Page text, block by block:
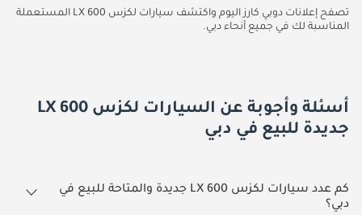
تصفح إعلانات دوبي كارز اليوم واكتشف سيارات لكزس LX 600 المستعملة
المناسبة لك في جميع أنحاء دبي.
أسئلة وأجوبة عن السيارات لكزس LX 600
جديدة للبيع في دبي
كم عدد سيارات لكزس LX 600 جديدة والمتاحة للبيع في
دبي؟